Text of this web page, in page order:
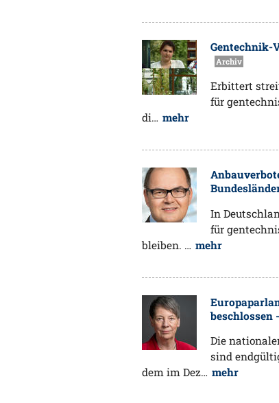
Gentechnik-
Archiv
Erbittert
für
di… mehr
In
für
bleiben. … mehr
Die
sind
dem im Dez… mehr